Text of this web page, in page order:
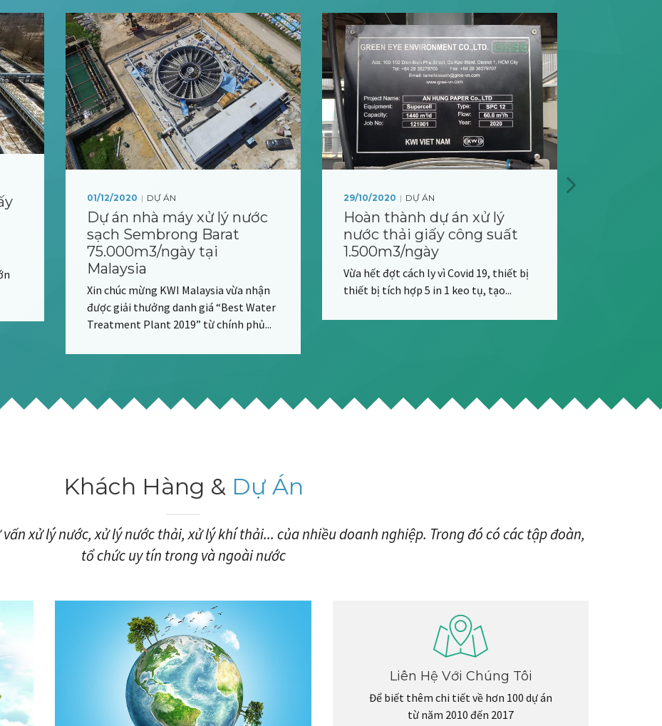
01/12/2020 | DỰ ÁN
Dự án nhà máy xử lý nước
sạch Sembrong Barat
75.000m3/ngày tại
Malaysia
Xin chúc mừng KWI Malaysia vừa nhận
được giải thưởng danh giá “Best Water
Treatment Plant 2019” từ chính phủ...
29/10/2020 | DỰ ÁN
Hoàn thành dự án xử lý
nước thải giấy công suất
1.500m3/ngày
Vừa hết đợt cách ly vì Covid 19, thiết bị
thiết bị tích hợp 5 in 1 keo tụ, tạo...
Khách Hàng & Dự Án
xử lý nước, xử lý nước thải, xử lý khí thải... của nhiều doanh nghiệp. Trong đó có các tập đoàn,
tổ chức uy tín trong và ngoài nước
Liên Hệ Với Chúng Tôi
Để biết thêm chi tiết về hơn 100 dự án
từ năm 2010 đến 2017